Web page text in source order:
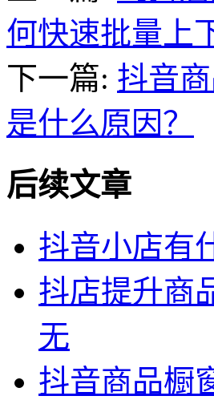
何快速批量上
下一篇: 抖音
是什么原因？
后续文章
抖音小店有
抖店提升商
无
抖音商品橱